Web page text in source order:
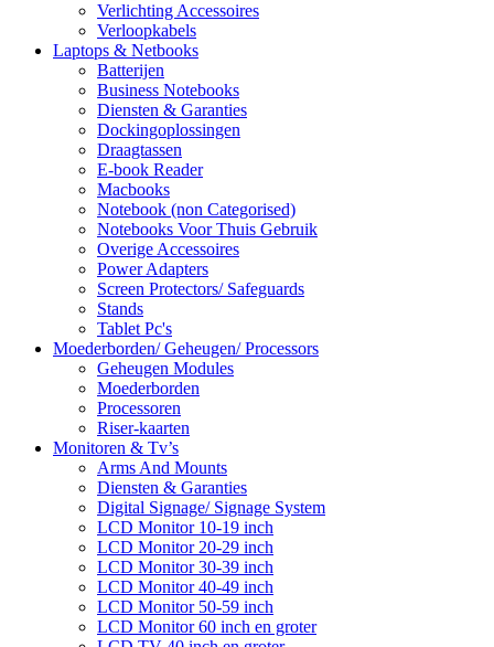
Verlichting Accessoires
Verloopkabels
Laptops & Netbooks
Batterijen
Business Notebooks
Diensten & Garanties
Dockingoplossingen
Draagtassen
E-book Reader
Macbooks
Notebook (non Categorised)
Notebooks Voor Thuis Gebruik
Overige Accessoires
Power Adapters
Screen Protectors/ Safeguards
Stands
Tablet Pc's
Moederborden/ Geheugen/ Processors
Geheugen Modules
Moederborden
Processoren
Riser-kaarten
Monitoren & Tv’s
Arms And Mounts
Diensten & Garanties
Digital Signage/ Signage System
LCD Monitor 10-19 inch
LCD Monitor 20-29 inch
LCD Monitor 30-39 inch
LCD Monitor 40-49 inch
LCD Monitor 50-59 inch
LCD Monitor 60 inch en groter